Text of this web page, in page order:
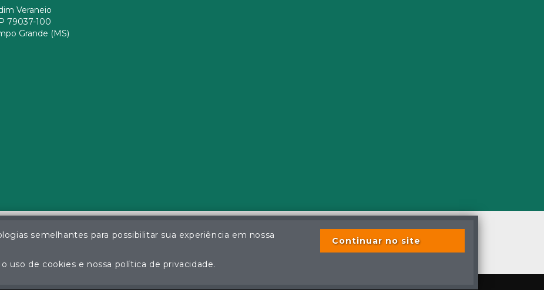
Veraneio
79037-100
Grande (MS)
Pereira da Silva - Leiloeiro Público Oficial - Matrícula nº 26 JUCEMS - Todos os direitos reservados
não autorizada do conteúdo deste site poderá acarretar em penas previstas em lei.
semelhantes para possibilitar sua experiência em nossa
uso de cookies e nossa política de privacidade.
Continuar no site